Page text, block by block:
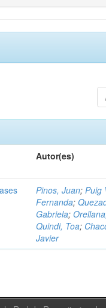
Autor(es)
Pinos, Juan;Puig
Fernanda;
Gabriela;
Quindi, Toa;
Javier